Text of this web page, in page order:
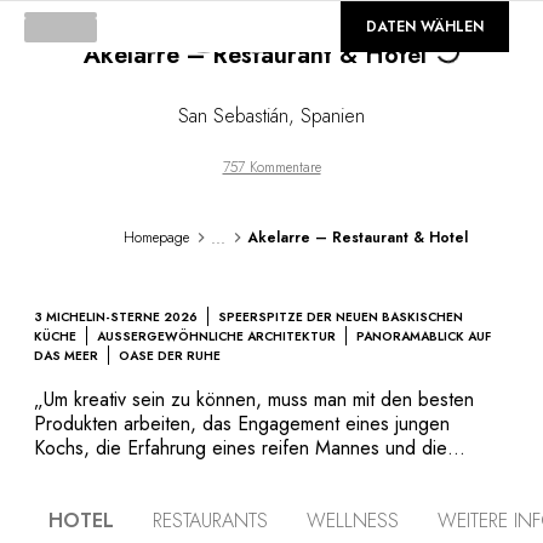
GALERIE
Akelarre – Restaurant & Hotel
San Sebastián, Spanien
757 Kommentare
Homepage ... Akelarre – Restaurant & Hotel
3 MICHELIN-STERNE 2026
SPEERSPITZE DER NEUEN BASKISCHEN
KÜCHE
AUSSERGEWÖHNLICHE ARCHITEKTUR
PANORAMABLICK AUF
DAS MEER
OASE DER RUHE
„Um kreativ sein zu können, muss man mit den besten
Produkten arbeiten, das Engagement eines jungen
Kochs, die Erfahrung eines reifen Mannes und die
Besseren und seine Suche nach dem Innovativen, haben
DATEN WÄHLEN
HOTEL RESTAURANTS WELLNESS WEITERE